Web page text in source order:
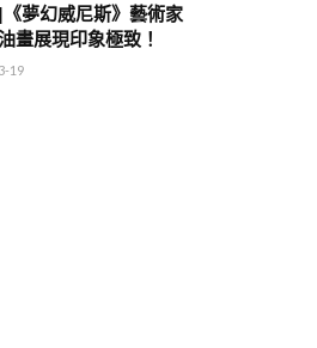
夢幻威尼斯》藝術家
畫展現印象極致！
19